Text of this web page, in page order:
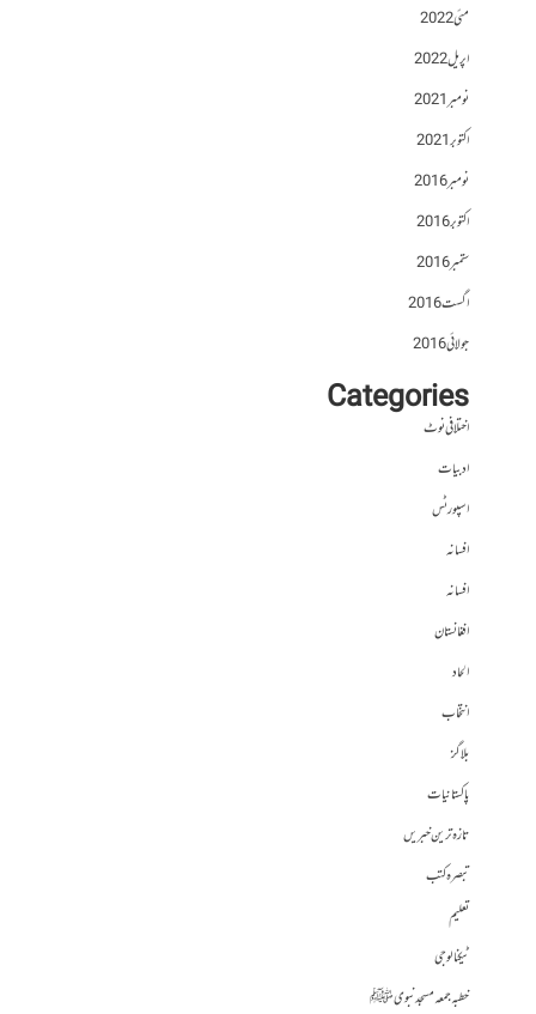
مئی 2022
اپریل 2022
نومبر 2021
اکتوبر 2021
نومبر 2016
اکتوبر 2016
ستمبر 2016
اگست 2016
جولائی 2016
Categories
اختلافی نوٹ
ادبیات
اسپورٹس
افسانہ
افسانہ
افغانستان
الحاد
انتخاب
بلاگز
پاکستانیات
تازہ ترین خبریں
تبصرہ کتب
تعلیم
ٹیکنالوجی
خطبہ جمعہ مسجد نبوی ﷺ